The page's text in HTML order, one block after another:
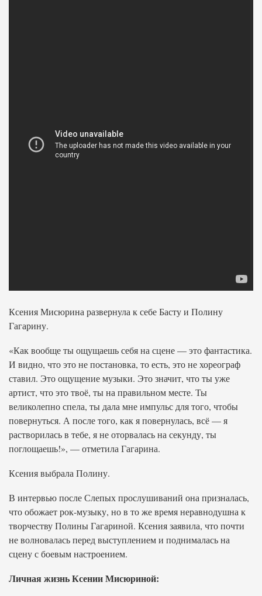
Ксения Мисюрина развернула к себе Басту и Полину
Гагарину.
«Как вообще ты ощущаешь себя на сцене — это фантастика.
И видно, что это не постановка, то есть, это не хореограф
ставил. Это ощущение музыки. Это значит, что ты уже
артист, что это твоё, ты на правильном месте. Ты
великолепно спела, ты дала мне импульс для того, чтобы
повернуться. А после того, как я повернулась, всё — я
растворилась в тебе, я не оторвалась на секунду, ты
поглощаешь!», — отметила Гагарина.
Ксения выбрала Полину.
В интервью после Слепых прослушиваний она призналась,
что обожает рок-музыку, но в то же время неравнодушна к
творчеству Полины Гагариной. Ксения заявила, что почти
не волновалась перед выступлением и поднималась на
сцену с боевым настроением.
Личная жизнь Ксении Мисюриной: